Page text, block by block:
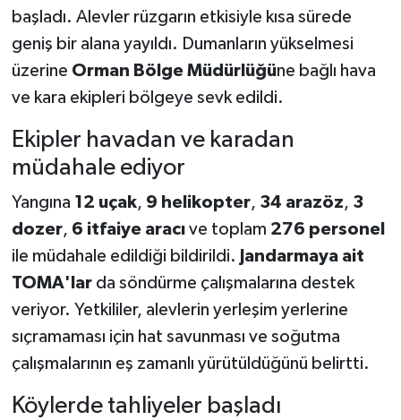
başladı. Alevler rüzgarın etkisiyle kısa sürede
geniş bir alana yayıldı. Dumanların yükselmesi
üzerine Orman Bölge Müdürlüğüne bağlı hava
ve kara ekipleri bölgeye sevk edildi.
Ekipler havadan ve karadan
müdahale ediyor
Yangına 12 uçak, 9 helikopter, 34 arazöz, 3
dozer, 6 itfaiye aracıve toplam 276 personel
ile müdahale edildiği bildirildi. Jandarmaya ait
TOMA'larda söndürme çalışmalarına destek
veriyor. Yetkililer, alevlerin yerleşim yerlerine
sıçramaması için hat savunması ve soğutma
çalışmalarının eş zamanlı yürütüldüğünü belirtti.
Köylerde tahliyeler başladı